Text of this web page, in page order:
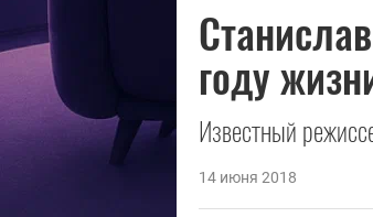
году
Известный
14 июня 2018